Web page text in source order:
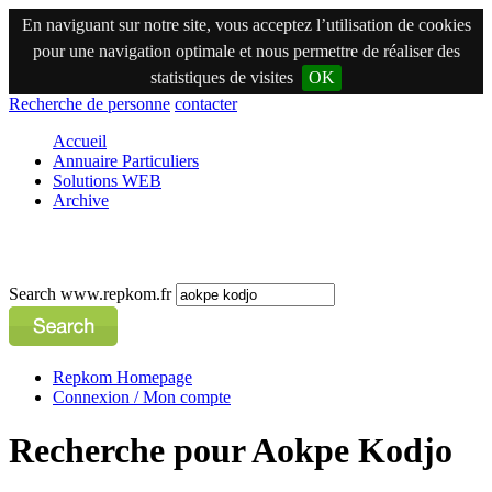
En naviguant sur notre site, vous acceptez l’utilisation de cookies
pour une navigation optimale et nous permettre de réaliser des
statistiques de visites
OK
Recherche de personne contacter
Accueil
Annuaire Particuliers
Solutions WEB
Archive
Search www.repkom.fr
Repkom Homepage
Connexion / Mon compte
Recherche pour Aokpe Kodjo